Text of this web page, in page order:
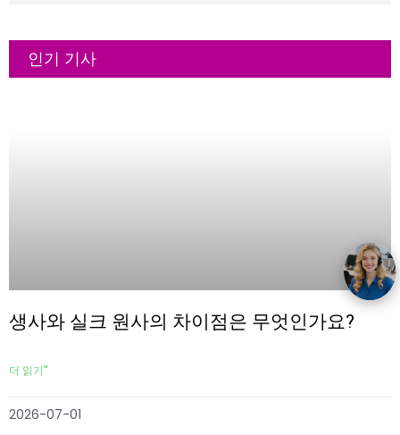
인기 기사
생사와 실크 원사의 차이점은 무엇인가요?
더 읽기"
2026-07-01